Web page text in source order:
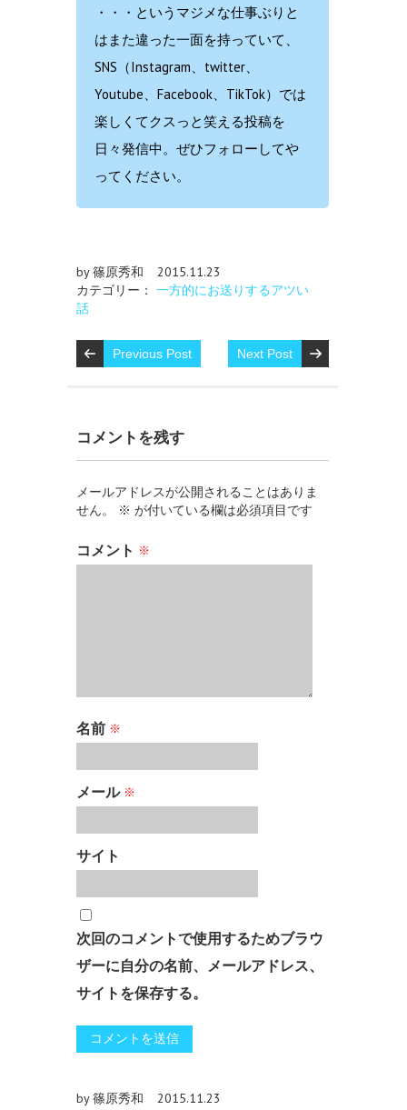
・・・というマジメな仕事ぶりと
はまた違った一面を持っていて、
SNS（Instagram、twitter、
Youtube、Facebook、TikTok）では
楽しくてクスっと笑える投稿を
日々発信中。ぜひフォローしてや
ってください。
by 篠原秀和
2015.11.23
カテゴリー： 一方的にお送りするアツい
話
Previous Post Next Post
コメントを残す
メールアドレスが公開されることはありま
せん。
※ が付いている欄は必須項目です
コメント ※
名前 ※
メール ※
サイト
次回のコメントで使用するためブラウ
ザーに自分の名前、メールアドレス、
サイトを保存する。
by 篠原秀和
2015.11.23